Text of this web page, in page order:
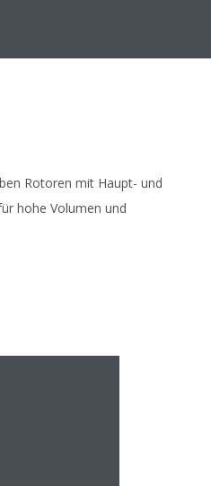
Rotoren mit Haupt- und
hohe Volumen und